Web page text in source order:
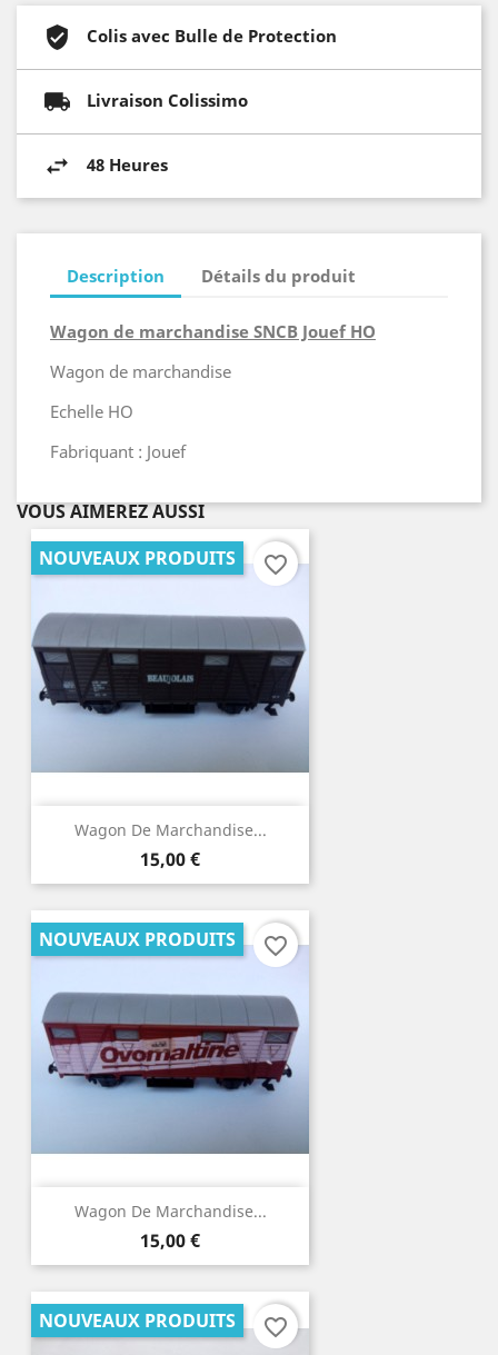
Colis avec Bulle de Protection
Livraison Colissimo
48 Heures
Description Détails du produit
Wagon de marchandise SNCB Jouef HO
Wagon de marchandise
Echelle HO
Fabriquant : Jouef
VOUS AIMEREZ AUSSI
Wagon De Marchandise...
Prix
15,00 €
NOUVEAUX PRODUITS favorite_border
Wagon De Marchandise...
Prix
15,00 €
NOUVEAUX PRODUITS favorite_border
NOUVEAUX PRODUITS favorite_border